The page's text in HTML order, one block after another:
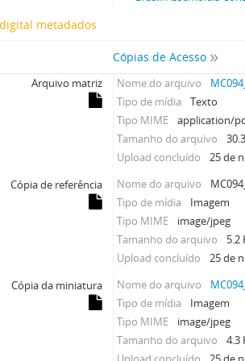
metadados
Cópias de Acesso
Arquivo matriz Nome do arquivo
Tipo de mídia
Texto
Tipo MIME
application/
Tamanho do arquivo
Upload concluído
25 de
Cópia de referência
Nome do arquivo
Tipo de mídia
Imagem
Tipo MIME
image/jpeg
Tamanho do arquivo
5.2
Upload concluído
25 de
Cópia da miniatura
Nome do arquivo
Tipo de mídia
Imagem
Tipo MIME
image/jpeg
Tamanho do arquivo
4.3